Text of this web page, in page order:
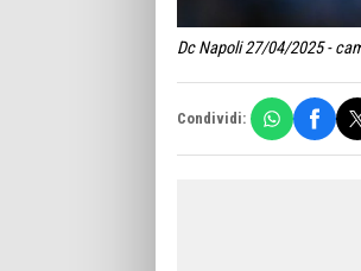
Dc Napoli 27/04/2025 -
Condividi: